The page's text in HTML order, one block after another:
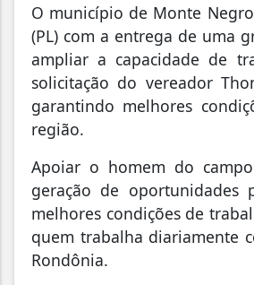
O município de Monte
(PL) com a entrega de uma
ampliar a capacidade de
solicitação do vereador
garantindo melhores
região.
Apoiar o homem do
geração de
melhores condições de
quem trabalha diariamente
Rondônia.